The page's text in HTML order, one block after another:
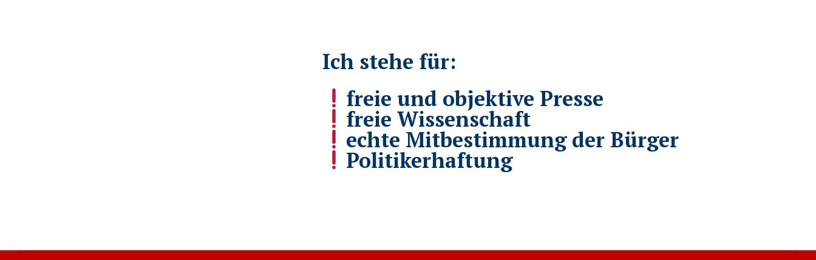
Ich stehe für:
freie und objektive Presse
freie Wissenschaft
echte Mitbestimmung der Bürger
Politikerhaftung